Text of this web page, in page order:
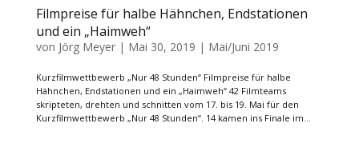
Filmpreise für halbe Hähnchen, Endstationen
und ein „Haimweh“
von Jörg Meyer| Mai 30, 2019 | Mai/Juni 2019
Kurzfilmwettbewerb „Nur 48 Stunden“ Filmpreise für halbe
Hähnchen, Endstationen und ein „Haimweh“ 42 Filmteams
skripteten, drehten und schnitten vom 17. bis 19. Mai für den
Kurzfilmwettbewerb „Nur 48 Stunden“. 14 kamen ins Finale im...